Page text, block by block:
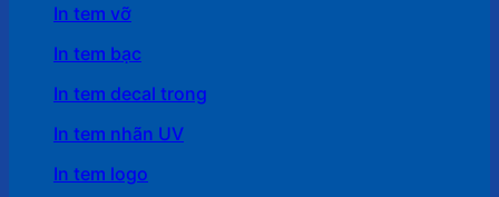
In tem vỡ
In tem bạc
In tem decal trong
In tem nhãn UV
In tem logo